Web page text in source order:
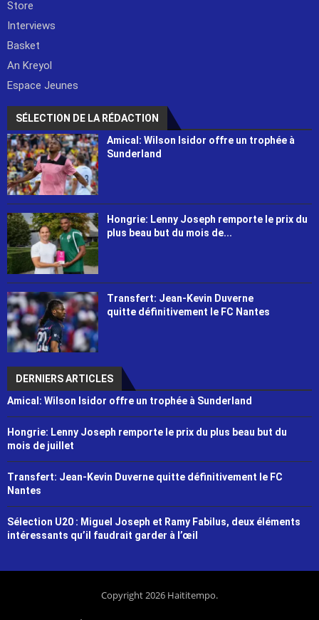
Store
Interviews
Basket
An Kreyol
Espace Jeunes
SÉLECTION DE LA RÉDACTION
Amical: Wilson Isidor offre un trophée à
Sunderland
Hongrie: Lenny Joseph remporte le prix du
plus beau but du mois de...
Transfert: Jean-Kevin Duverne
quitte définitivement le FC Nantes
DERNIERS ARTICLES
Amical: Wilson Isidor offre un trophée à Sunderland
Hongrie: Lenny Joseph remporte le prix du plus beau but du
mois de juillet
Transfert: Jean-Kevin Duverne quitte définitivement le FC
Nantes
Sélection U20 : Miguel Joseph et Ramy Fabilus, deux éléments
intéressants qu’il faudrait garder à l’œil
Copyright 2026 Haititempo.